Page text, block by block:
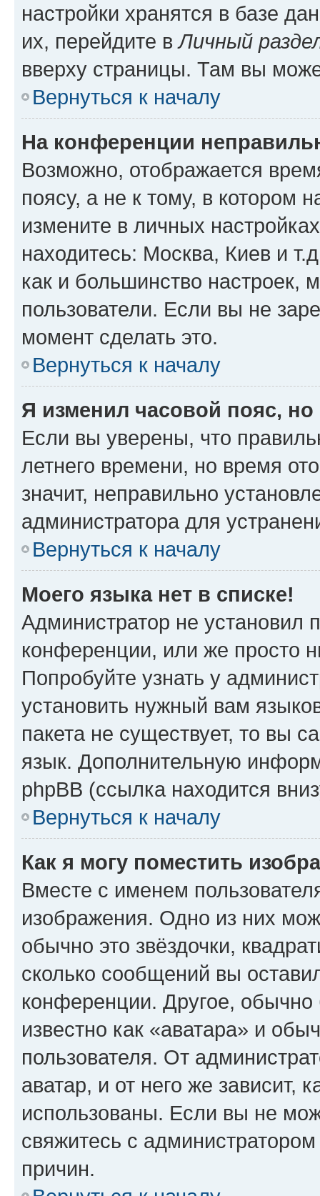
настройки хранятся в базе
их, перейдите вЛичный
вверху страницы. Там вы
Вернуться к началу
На конференции
Возможно, отображается
поясу, а не к тому, в котором
измените в личных
находитесь: Москва, Киев и
как и большинство настроек,
пользователи. Если вы не
момент сделать это.
Вернуться к началу
Я изменил часовой пояс,
Если вы уверены, что
летнего времени, но время
значит, неправильно
администратора для
Вернуться к началу
Моего языка нет в списке!
Администратор не установил
конференции, или же просто
Попробуйте узнать у
установить нужный вам
пакета не существует, то вы
язык. Дополнительную
phpBB (ссылка находится
Вернуться к началу
Как я могу поместить
Вместе с именем
изображения. Одно из них
обычно это звёздочки,
сколько сообщений вы
конференции. Другое,
известно как «аватара» и
пользователя. От
аватар, и от него же зависит,
использованы. Если вы не
свяжитесь с
причин.